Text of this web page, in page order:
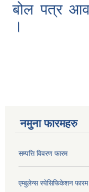
बोल पत्र
।
नमुना फारमहरु
सम्पत्ति विवरण फारम
एम्बुलेन्स स्पेसिफिकेशन फारम